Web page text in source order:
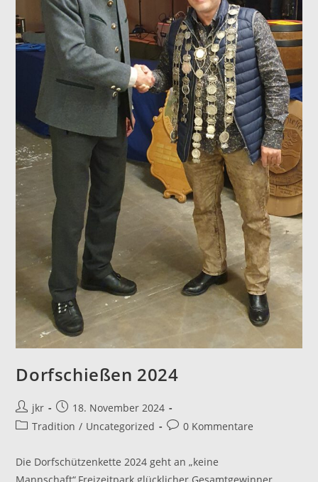
Dorfschießen 2024
Beitrags-
Autor:
jkr
Beitrag
veröffentlicht:
18. November 2024
Beitrags-
Tradition / Uncategorized
Beitrags-
0 Kommentare
Die Dorfschützenkette 2024 geht an „keine